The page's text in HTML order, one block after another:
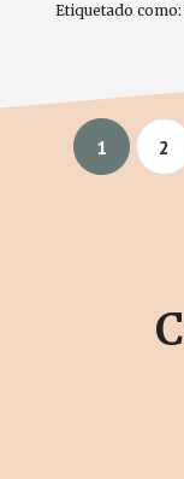
Etiquetado como:
Página
1 2